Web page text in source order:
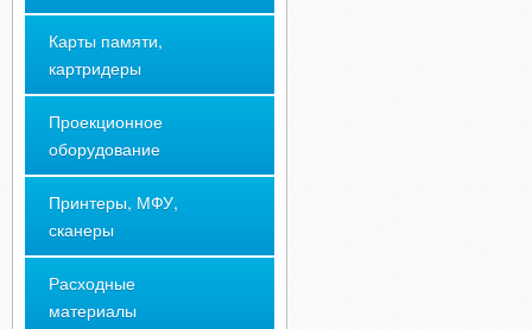
Карты памяти,
картридеры
Проекционное
оборудование
Принтеры, МФУ,
сканеры
Расходные
материалы